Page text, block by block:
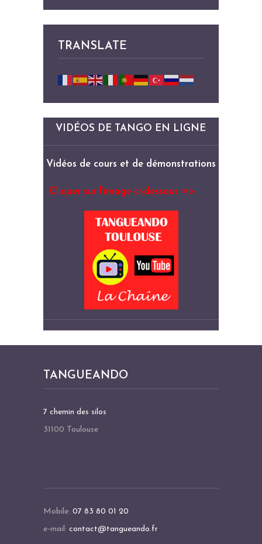
TRANSLATE
VIDÉOS DE TANGO EN LIGNE
Vidéos de cours et de démonstrations
Cliquer sur l’image ci-dessous =>
TANGUEANDO
7 chemin des silos
31100 Toulouse
Mobile: 07 83 80 01 20
e-mail: contact@tangueando.fr